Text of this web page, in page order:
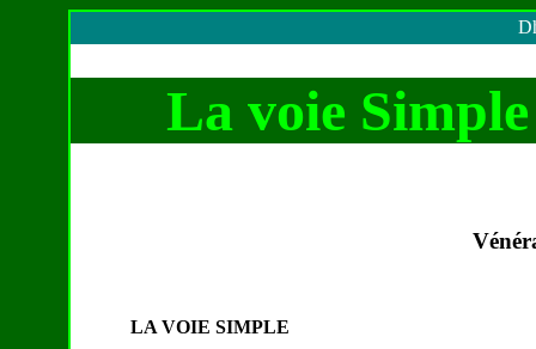
La voie
LA VOIE SIMPLE